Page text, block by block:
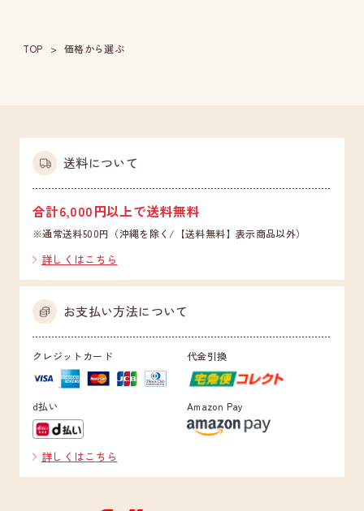
TOP 価格から選ぶ
送料について
合計6,000円以上で送料無料
※通常送料500円（沖縄を除く/【送料無料】表示商品以外）
詳しくはこちら
お支払い方法について
クレジットカード 代金引換
d払い Amazon Pay
詳しくはこちら